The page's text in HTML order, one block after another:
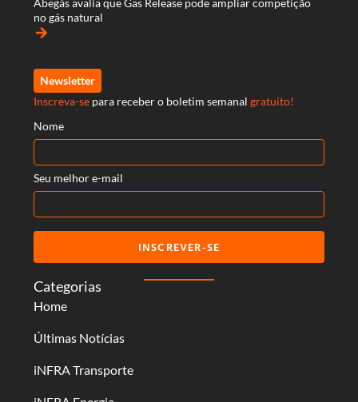
Categorias
Home
Últimas Notícias
iNFRA Transporte
Abegás avalia que Gas Release pode ampliar competição
no gás natural
arrow_forward
Newsletter
Inscreva-se para receber o boletim semanal gratuito!
Nome
Seu melhor e-mail
INSCREVER-SE